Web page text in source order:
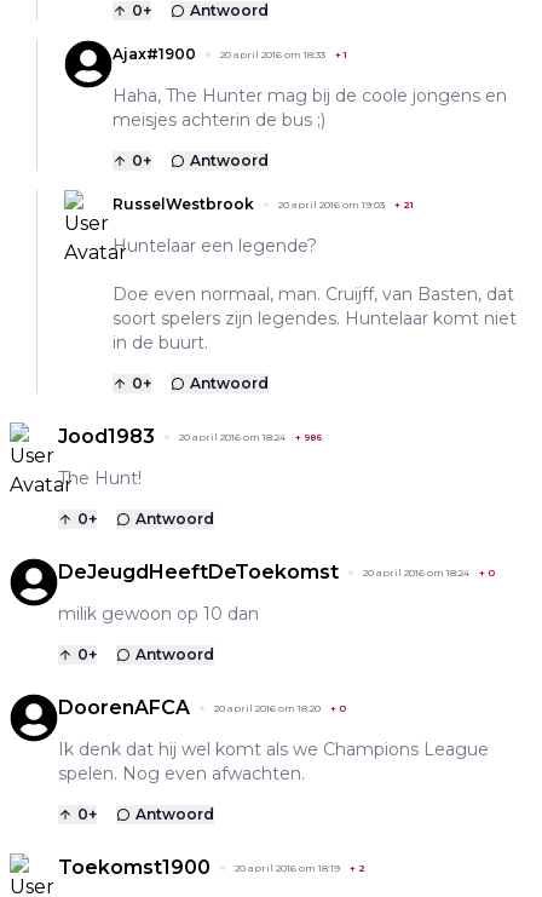
0+ Antwoord
Ajax#1900 20 april 2016 om 18:33 +1
Haha, The Hunter mag bij de coole jongens en
meisjes achterin de bus ;)
0+ Antwoord
RusselWestbrook 20 april 2016 om 19:03 + 21
Huntelaar een legende?
Doe even normaal, man. Cruijff, van Basten, dat
soort spelers zijn legendes. Huntelaar komt niet
in de buurt.
0+ Antwoord
Jood1983 20 april 2016 om 18:24 + 986
The Hunt!
0+ Antwoord
DeJeugdHeeftDeToekomst 20 april 2016 om 18:24 + 0
milik gewoon op 10 dan
0+ Antwoord
DoorenAFCA 20 april 2016 om 18:20 + 0
Ik denk dat hij wel komt als we Champions League
spelen. Nog even afwachten.
0+ Antwoord
Toekomst1900 20 april 2016 om 18:19 + 2